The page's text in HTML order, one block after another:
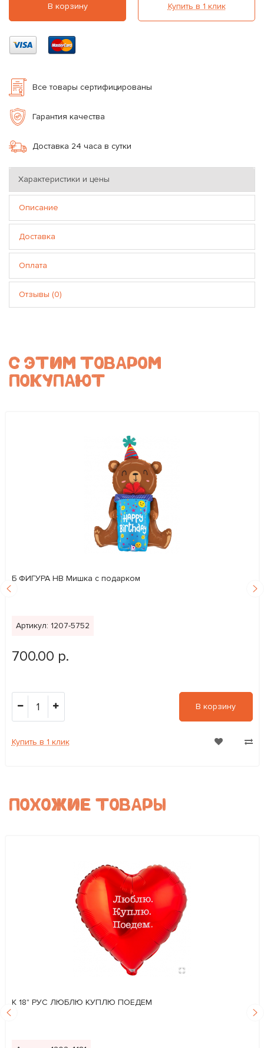
В корзину Купить в 1 клик
Все товары сертифицированы
Гарантия качества
Доставка 24 часа в сутки
Характеристики и цены
Описание
Доставка
Оплата
Отзывы (0)
С ЭТИМ ТОВАРОМ
ПОКУПАЮТ
Б ФИГУРА HB Мишка с подарком
Артикул: 1207-5752
700.00 р.
1 В корзину
Купить в 1 клик
ПОХОЖИЕ ТОВАРЫ
К 18" РУС ЛЮБЛЮ КУПЛЮ ПОЕДЕМ